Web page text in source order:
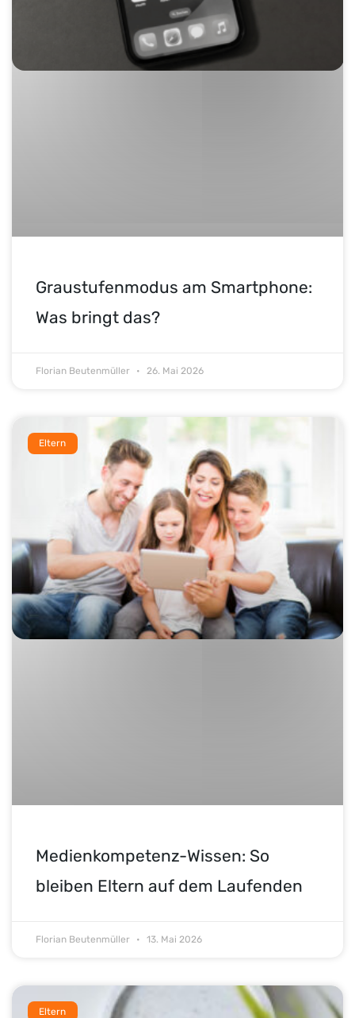
Graustufenmodus am Smartphone:
Was bringt das?
Florian Beutenmüller 26. Mai 2026
Eltern
Medienkompetenz-Wissen: So
bleiben Eltern auf dem Laufenden
Florian Beutenmüller 13. Mai 2026
Eltern